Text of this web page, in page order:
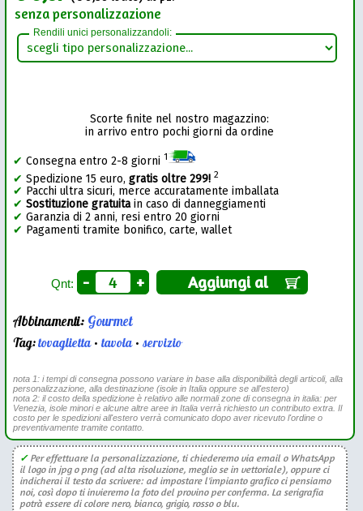
senza personalizzazione
Rendili unici personalizzandoli:
Scorte finite nel nostro magazzino:
in arrivo entro pochi giorni da ordine
✔ Consegna entro 2-8 giorni 1
✔ Spedizione 15 euro,gratis oltre 299! 2
✔ Pacchi ultra sicuri, merce accuratamente imballata
✔ Sostituzione gratuitain caso di danneggiamenti
✔ Garanzia di 2 anni, resi entro 20 giorni
✔ Pagamenti tramite bonifico, carte, wallet
Qnt: - + Aggiungi al
Abbinamenti: Gourmet
Tag:tovaglietta•tavola•servizio
nota 1: i tempi di consegna possono variare in base alla disponibilità degli articoli, alla
personalizzazione, alla destinazione (isole in Italia oppure se all'estero)
nota 2: il costo della spedizione è relativo alle normali zone di consegna in italia: per
Venezia, isole minori e alcune altre aree in Italia verrà richiesto un contributo extra. Il
costo per le spedizioni all'estero verrà comunicato dopo aver ricevuto l'ordine o
preventivamente tramite contatto.
✓Per effettuare la personalizzazione, ti chiederemo via email o WhatsApp
il logo in jpg o png (ad alta risoluzione, meglio se in vettoriale), oppure ci
indicherai il testo da scrivere: ad impostare l'impianto grafico ci pensiamo
noi, così dopo ti invieremo la foto del provino per conferma. La serigrafia
potrà essere di colore nero, bianco, grigio, rosso o blu.